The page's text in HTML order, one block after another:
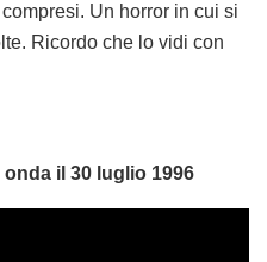
Un horror in cui si
Ricordo che lo vidi con
onda il 30 luglio 1996